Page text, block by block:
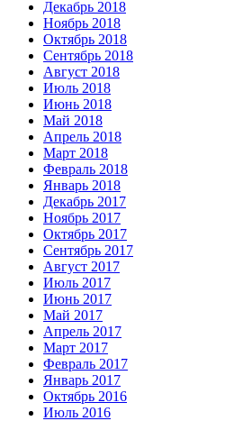
Декабрь 2018
Ноябрь 2018
Октябрь 2018
Сентябрь 2018
Август 2018
Июль 2018
Июнь 2018
Май 2018
Апрель 2018
Март 2018
Февраль 2018
Январь 2018
Декабрь 2017
Ноябрь 2017
Октябрь 2017
Сентябрь 2017
Август 2017
Июль 2017
Июнь 2017
Май 2017
Апрель 2017
Март 2017
Февраль 2017
Январь 2017
Октябрь 2016
Июль 2016